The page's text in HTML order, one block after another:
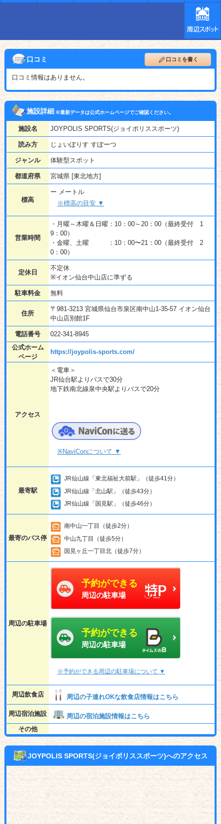
口コミ 口コミを書く
口コミ情報はありません。
施設詳細※最新データは公式ホームページでご確認ください。
施設名 JOYPOLIS SPORTS(ジョイポリススポーツ)
読み方 じょいぽりす すぽーつ
ジャンル 体験型スポット
都道府県 宮城県 [東北地方]
標高
ー メートル
※標高の目安 ▼
営業時間
・月曜～木曜＆日曜：10：00～20：00（最終受付 1
9：00）
・金曜、土曜 ：10：00〜21：00（最終受付 2
0：00）
定休日
不定休
※イオン仙台中山店に準ずる
駐車料金 無料
住所
〒981-3213 宮城県仙台市泉区南中山1-35-57 イオン仙台
中山店別館1F
電話番号
022-341-8945
公式ホーム
ページ
https://joypolis-sports.com/
アクセス
＜電車＞
JR仙台駅よりバスで30分
地下鉄南北線泉中央駅よりバスで20分
※NaviConについて ▼
最寄駅
JR仙山線「東北福祉大前駅」（徒歩41分）
JR仙山線「北山駅」（徒歩43分）
JR仙山線「国見駅」（徒歩46分）
最寄のバス停
南中山一丁目（徒歩2分）
中山九丁目（徒歩5分）
国見ヶ丘一丁目北（徒歩7分）
周辺の駐車場
予約ができる
周辺の駐車場
予約ができる
周辺の駐車場
※予約ができる周辺の駐車場について ▼
周辺飲食店 周辺の子連れOKな飲食店情報はこちら
周辺宿泊施設
周辺の宿泊施設情報はこちら
その他
JOYPOLIS SPORTS(ジョイポリススポーツ)へのアクセス